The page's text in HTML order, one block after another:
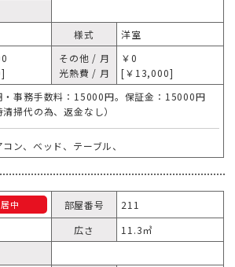
様式
洋室
その他 / 月
光熱費 / 月
￥0
[￥13,000]
・事務手数料：15000円。保証金：15000円
清掃代の為、返金なし）
ン、ベッド、テーブル、
中 部屋番号
211
広さ
11.3㎥